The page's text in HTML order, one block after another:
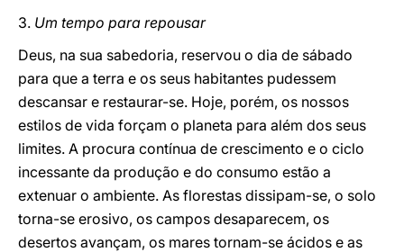
3. Um tempo para repousar
Deus, na sua sabedoria, reservou o dia de sábado
para que a terra e os seus habitantes pudessem
descansar e restaurar-se. Hoje, porém, os nossos
estilos de vida forçam o planeta para além dos seus
limites. A procura contínua de crescimento e o ciclo
incessante da produção e do consumo estão a
extenuar o ambiente. As florestas dissipam-se, o solo
torna-se erosivo, os campos desaparecem, os
desertos avançam, os mares tornam-se ácidos e as